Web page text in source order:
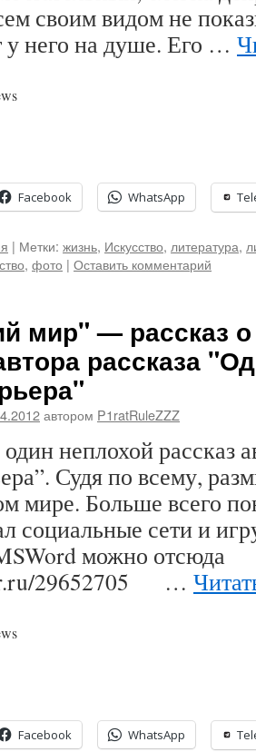
своим видом не
у него на душе. Его …
Facebook WhatsApp
| Метки: жизнь, Искусство, литература,
, фото | Оставить комментарий
мир" — рассказ
рассказа
автором P1ratRuleZZZ
неплохой рассказ
Судя по всему,
мире. Больше всего
социальные сети и
можно отсюда
29652705 …
Facebook WhatsApp